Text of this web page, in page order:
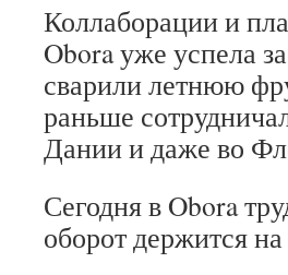
Коллаборации и
Obora уже успела
сварили летнюю
раньше
Дании и даже во
Сегодня в Obora
оборот держится